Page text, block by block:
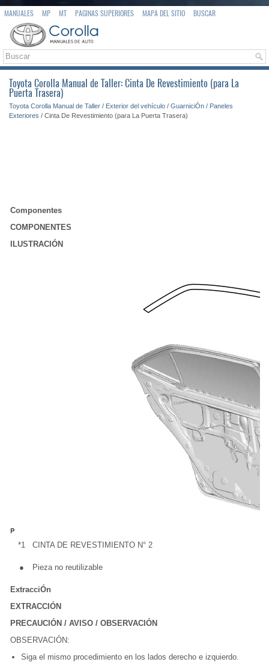
MANUALES MP MT PAGINAS SUPERIORES MAPA DEL SITIO BUSCAR
Toyota Corolla Manual de Taller: Cinta De Revestimiento (para La
Puerta Trasera)
Toyota Corolla Manual de Taller / Exterior del vehículo / GuarniciÓn / Paneles
Exteriores / Cinta De Revestimiento (para La Puerta Trasera)
Componentes
COMPONENTES
ILUSTRACIÓN
*1 CINTA DE REVESTIMIENTO N° 2
● Pieza no reutilizable
ExtracciÓn
EXTRACCIÓN
PRECAUCIÓN / AVISO / OBSERVACIÓN
OBSERVACIÓN:
Siga el mismo procedimiento en los lados derecho e izquierdo.